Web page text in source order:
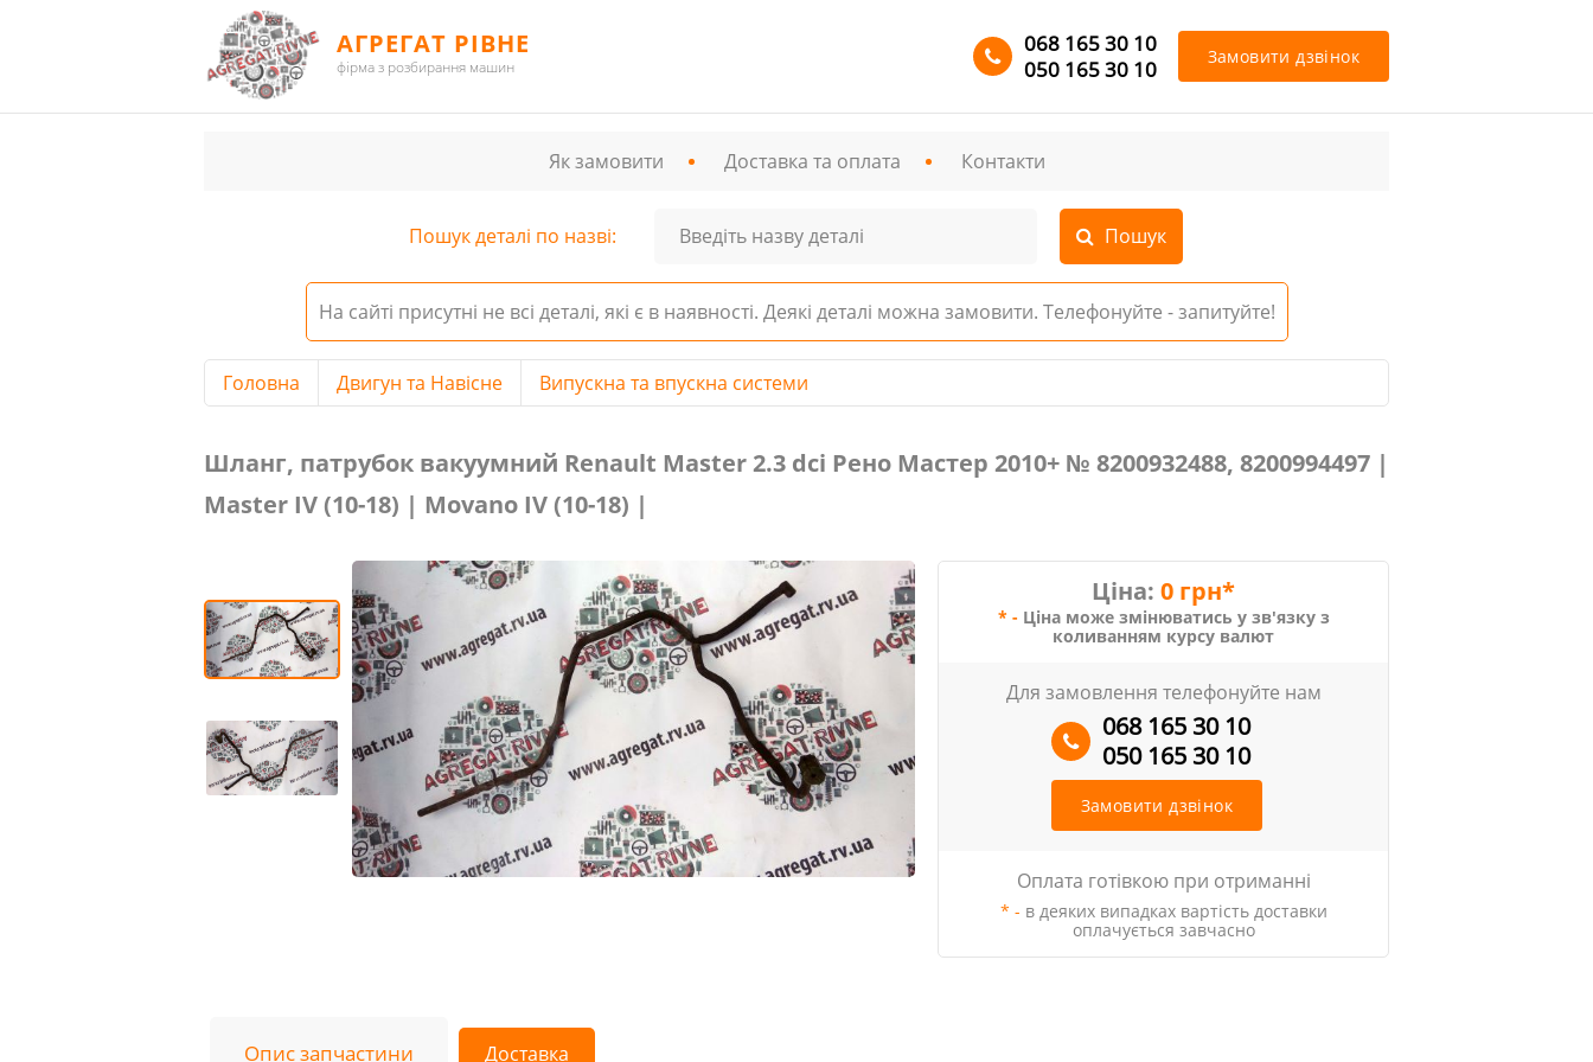
АГРЕГАТ РІВНЕ
фірма з розбирання машин
068 165 30 10
050 165 30 10
Замовити дзвінок
Як замовити Доставка та оплата Контакти
Пошук деталі по назві:
На сайті присутні не всі деталі, які є в наявності. Деякі деталі можна замовити. Телефонуйте - запитуйте!
Головна Двигун та Навісне
Випускна та впускна системи
Шланг, патрубок вакуумний Renault Master 2.3 dci Рено Мастер 2010+ № 8200932488, 8200994497 |
Master IV (10-18) | Movano IV (10-18) |
Ціна: 0 грн*
* - Ціна може змінюватись у зв'язку з
коливанням курсу валют
Для замовлення телефонуйте нам
068 165 30 10
050 165 30 10
Замовити дзвінок
Оплата готівкою при отриманні
* - в деяких випадках вартість доставки
оплачується завчасно
Опис запчастини Доставка